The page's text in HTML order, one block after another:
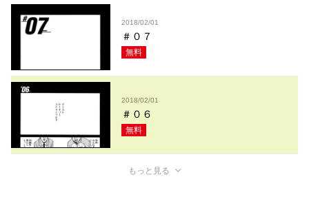
2018/02/01
＃０７
無料
2018/02/01
＃０６
無料
もっと見る